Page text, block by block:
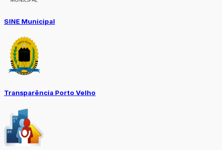
SINE Municipal
Transparência Porto Velho